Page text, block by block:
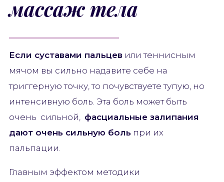
массаж тела
Если суставами пальцев или теннисным
мячом вы сильно надавите себе на
триггерную точку, то почувствуете тупую, но
интенсивную боль. Эта боль может быть
очень сильной, фасциальные залипания
дают очень сильную боль при их
пальпации.
Главным эффектом методики